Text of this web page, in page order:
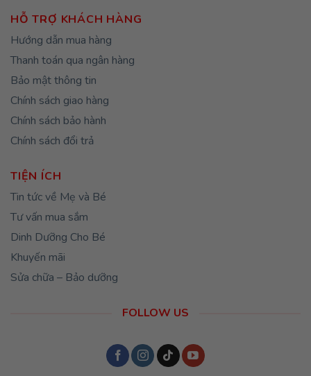
HỖ TRỢ KHÁCH HÀNG
Hướng dẫn mua hàng
Thanh toán qua ngân hàng
Bảo mật thông tin
Chính sách giao hàng
Chính sách bảo hành
Chính sách đổi trả
TIỆN ÍCH
Tin tức về Mẹ và Bé
Tư vấn mua sắm
Dinh Dưỡng Cho Bé
Khuyến mãi
Sửa chữa – Bảo dưỡng
FOLLOW US